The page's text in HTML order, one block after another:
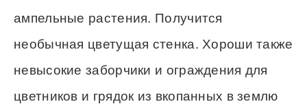
ампельные растения. Получится
необычная цветущая стенка. Хороши также
невысокие заборчики и ограждения для
цветников и грядок из вкопанных в землю